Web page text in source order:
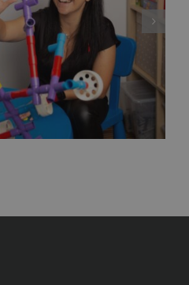
reglementează modul de
a profesiei de ”analist
adică specialistul care
problemelor copiilor cu
autism